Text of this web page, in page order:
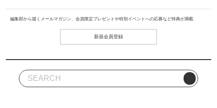
編集部から届くメールマガジン、会員限定プレゼントや特別イベントへの応募など特典が満載
新規会員登録